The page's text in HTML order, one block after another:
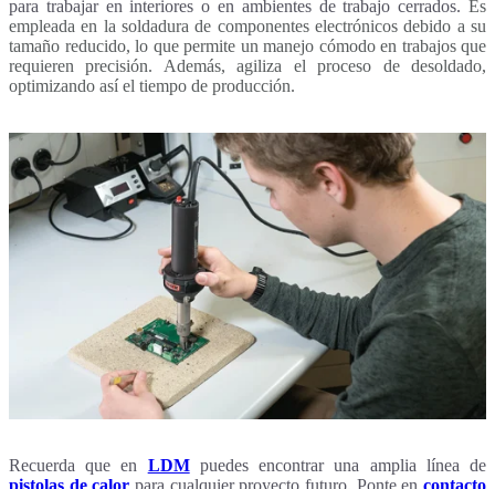
para trabajar en interiores o en ambientes de trabajo cerrados. Es
empleada en la soldadura de componentes electrónicos debido a su
tamaño reducido, lo que permite un manejo cómodo en trabajos que
requieren precisión. Además, agiliza el proceso de desoldado,
optimizando así el tiempo de producción.
Recuerda que en LDMpuedes encontrar una amplia línea de